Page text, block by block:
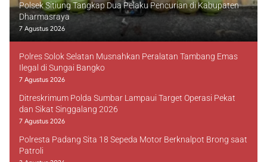
Polsek Sitiung Tangkap Dua Pelaku Pencurian di Kabupaten
Dharmasraya
7 Agustus 2026
Polres Solok Selatan Musnahkan Peralatan Tambang Emas
Ilegal di Sungai Bangko
7 Agustus 2026
Ditreskrimum Polda Sumbar Lampaui Target Operasi Pekat
dan Sikat Singgalang 2026
7 Agustus 2026
Polresta Padang Sita 18 Sepeda Motor Berknalpot Brong saat
Patroli